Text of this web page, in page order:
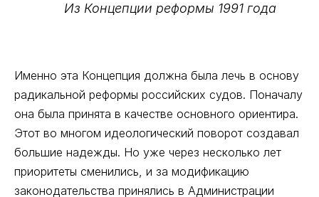
Из Концепции реформы 1991 года
Именно эта Концепция должна была лечь в основу
радикальной реформы российских судов. Поначалу
она была принята в качестве основного ориентира.
Этот во многом идеологический поворот создавал
большие надежды. Но уже через несколько лет
приоритеты сменились, и за модификацию
законодательства принялись в Администрации